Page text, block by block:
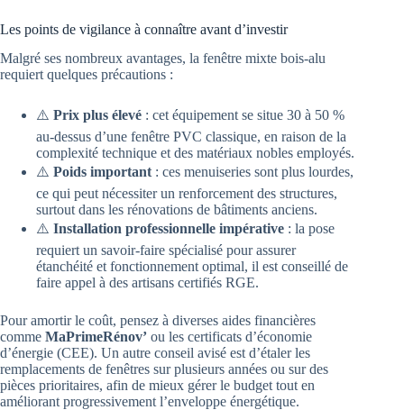
Les points de vigilance à connaître avant d’investir
Malgré ses nombreux avantages, la fenêtre mixte bois-alu
requiert quelques précautions :
⚠️ Prix plus élevé : cet équipement se situe 30 à 50 %
au-dessus d’une fenêtre PVC classique, en raison de la
complexité technique et des matériaux nobles employés.
⚠️ Poids important : ces menuiseries sont plus lourdes,
ce qui peut nécessiter un renforcement des structures,
surtout dans les rénovations de bâtiments anciens.
⚠️ Installation professionnelle impérative : la pose
requiert un savoir-faire spécialisé pour assurer
étanchéité et fonctionnement optimal, il est conseillé de
faire appel à des artisans certifiés RGE.
Pour amortir le coût, pensez à diverses aides financières
comme MaPrimeRénov’ ou les certificats d’économie
d’énergie (CEE). Un autre conseil avisé est d’étaler les
remplacements de fenêtres sur plusieurs années ou sur des
pièces prioritaires, afin de mieux gérer le budget tout en
améliorant progressivement l’enveloppe énergétique.